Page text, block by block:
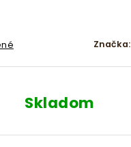
Značka:
Skladom